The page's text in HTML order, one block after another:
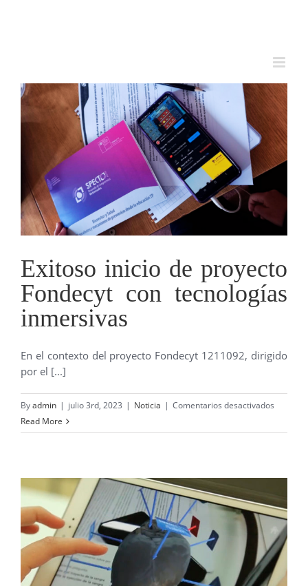
Exitoso inicio de proyecto
Fondecyt con tecnologías
inmersivas
En el contexto del proyecto Fondecyt 1211092, dirigido
por el [...]
Byadmin | julio 3rd, 2023 | Noticia | Comentarios desactivados
inicio
con
Read More